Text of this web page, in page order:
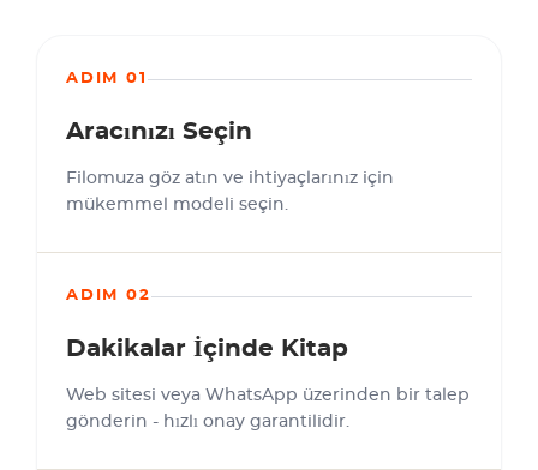
ADIM 01
Aracınızı Seçin
Filomuza göz atın ve ihtiyaçlarınız için
mükemmel modeli seçin.
ADIM 02
Dakikalar İçinde Kitap
Web sitesi veya WhatsApp üzerinden bir talep
gönderin - hızlı onay garantilidir.